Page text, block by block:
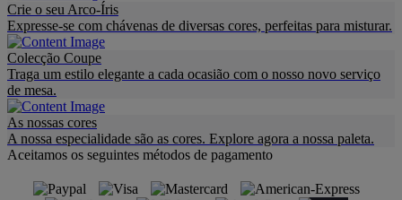
Crie o seu Arco-Íris
Expresse-se com chávenas de diversas cores, perfeitas para misturar.
Colecção Coupe
Traga um estilo elegante a cada ocasião com o nosso novo serviço
de mesa.
As nossas cores
A nossa especialidade são as cores. Explore agora a nossa paleta.
Aceitamos os seguintes métodos de pagamento